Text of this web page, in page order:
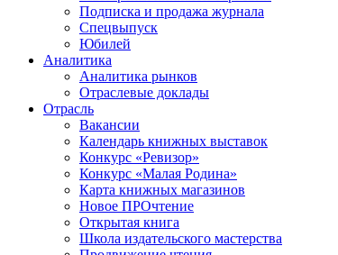
Подписка и продажа журнала
Спецвыпуск
Юбилей
Аналитика
Аналитика рынков
Отраслевые доклады
Отрасль
Вакансии
Календарь книжных выставок
Конкурс «Ревизор»
Конкурс «Малая Родина»
Карта книжных магазинов
Новое ПРОчтение
Открытая книга
Школа издательского мастерства